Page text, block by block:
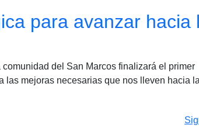
para avanzar hacia
del San Marcos finalizará el primer
las mejoras necesarias que nos lleven hacia la